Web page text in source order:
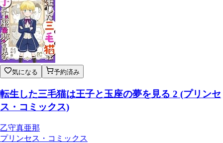
気になる 予約済み
転生した三毛猫は王子と玉座の夢を見る 2 (プリンセ
ス・コミックス)
乙守真亜那
プリンセス・コミックス